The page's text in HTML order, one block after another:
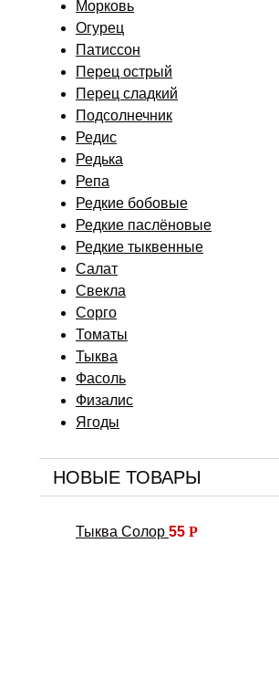
Морковь
Огурец
Патиссон
Перец острый
Перец сладкий
Подсолнечник
Редис
Редька
Репа
Редкие бобовые
Редкие паслёновые
Редкие тыквенные
Салат
Свекла
Сорго
Томаты
Тыква
Фасоль
Физалис
Ягоды
НОВЫЕ ТОВАРЫ
Тыква Солор 55 Р